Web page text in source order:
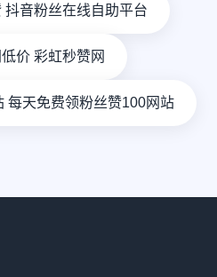
抖音粉丝在线自助平台
价 彩虹秒赞网
每天免费领粉丝赞100网站